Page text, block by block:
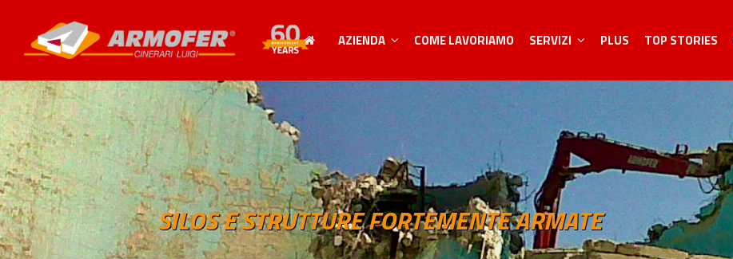
AZIENDA COME LAVORIAMO SERVIZI PLUS TOP STORIES
SILOS E STRUTTURE FORTEMENTE ARMATE